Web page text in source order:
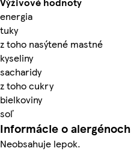
energia
tuky
z toho nasýtené mastné
kyseliny
sacharidy
z toho cukry
bielkoviny
soľ
Informácie o alergénoch
Neobsahuje lepok.